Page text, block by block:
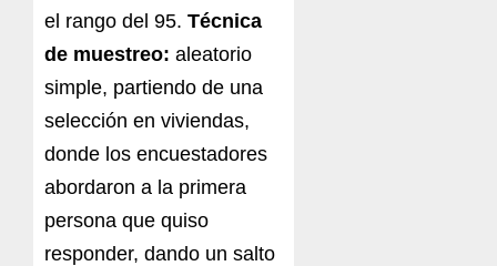
el rango del 95. Técnica
de muestreo: aleatorio
simple, partiendo de una
selección en viviendas,
donde los encuestadores
abordaron a la primera
persona que quiso
responder, dando un salto